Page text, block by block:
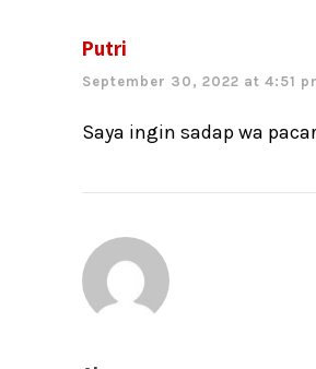
Putri
September 30, 2022 at 4:51
Saya ingin sadap wa